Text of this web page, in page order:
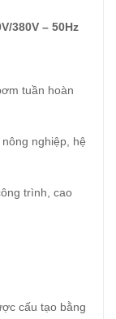
380V – 50Hz
tuần hoàn
nghiệp, hệ
trình, cao
cấu tạo bằng